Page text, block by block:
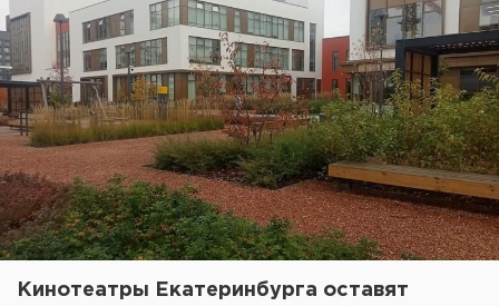
Кинотеатры Екатеринбурга оставят